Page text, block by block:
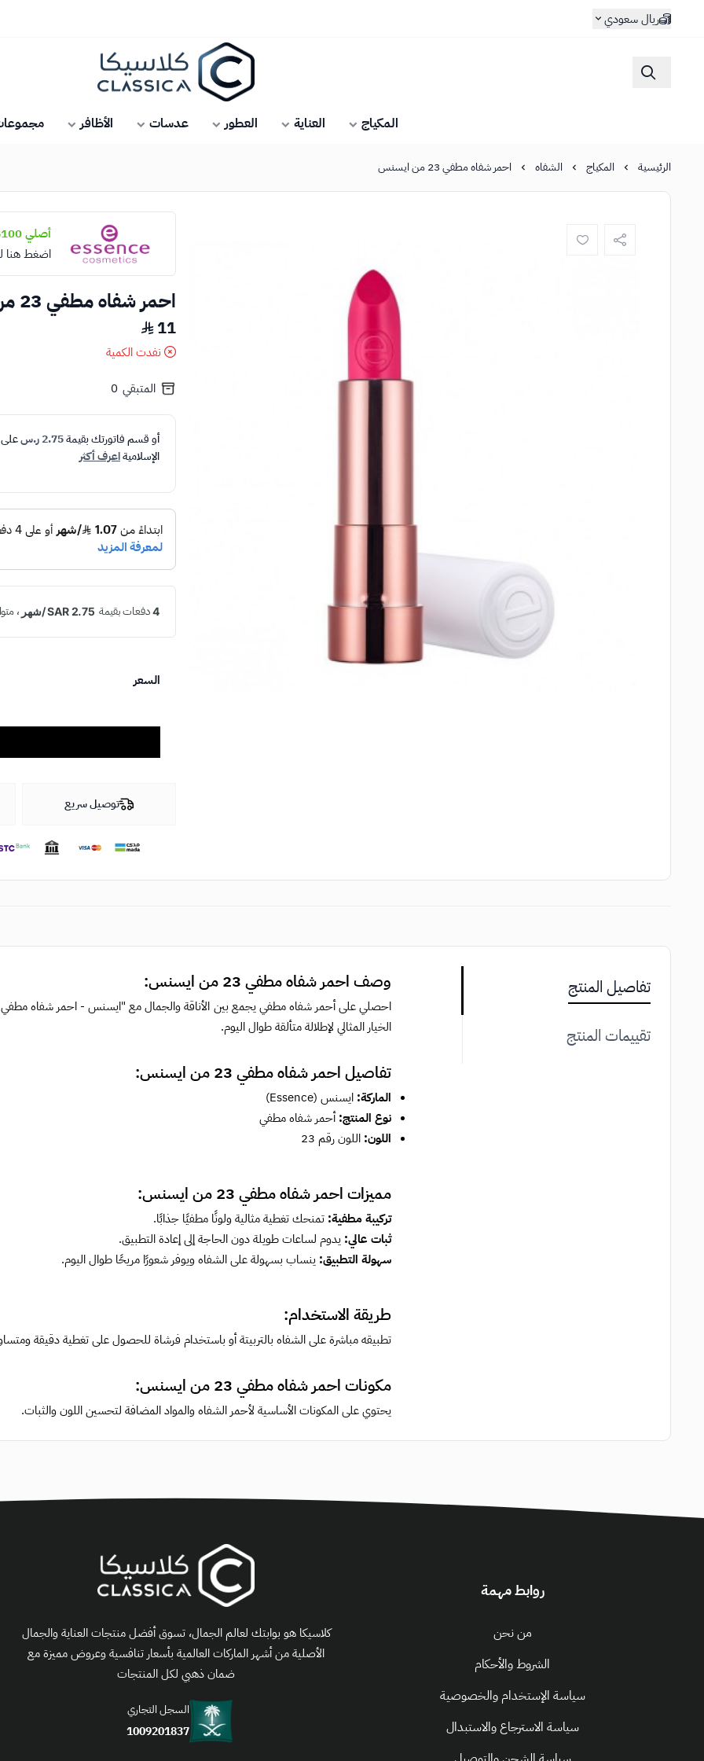
ريال سعودي
كلاسيكا
المكياج العناية العطور عدسات الأظافر
الرئيسية المكياج الشفاه احمر شفاه مطفي 23 من ايسنس
أصلي 100%
اضغط هنا
احمر شفاه مطفي 23 من ايسنس
11
نفدت الكمية
المتبقي 0
أو قسم فاتورتك بقيمة2.75 ر.س
الإسلاميةاعرف أكثر
السعر
توصيل سريع
تفاصيل المنتج
تقييمات المنتج
وصف احمر شفاه مطفي 23 من ايسنس:
الخيار المثالي لإطلالة متألقة طوال اليوم.
تفاصيل احمر شفاه مطفي 23 من ايسنس:
الماركة: ايسنس (Essence)
نوع المنتج:أحمر شفاه مطفي
اللون: اللون رقم 23
مميزات احمر شفاه مطفي 23 من ايسنس:
تركيبة مطفية: تمنحك تغطية مثالية ولونًا مطفيًا جذابًا.
ثبات عالي: يدوم لساعات طويلة دون الحاجة إلى إعادة التطبيق.
سهولة التطبيق: ينساب بسهولة على الشفاه ويوفر شعورًا مريحًا طوال اليوم.
طريقة الاستخدام:
تطبيقه مباشرة على الشفاه بالتربيتة أو باستخدام فرشاة للحصول على تغطية دقيقة
مكونات احمر شفاه مطفي 23 من ايسنس:
يحتوي على المكونات الأساسية لأحمر الشفاه والمواد المضافة لتحسين اللون والثبات.
روابط مهمة
من نحن
الشروط والأحكام
سياسة الإستخدام والخصوصية
سياسة الاسترجاع والاستبدال
كلاسيكا هو بوابتك لعالم الجمال، تسوق أفضل منتجات العناية والجمال
الأصلية من أشهر الماركات العالمية بأسعار تنافسية وعروض مميزة مع
ضمان ذهبي لكل المنتجات
السجل التجاري
1009201837